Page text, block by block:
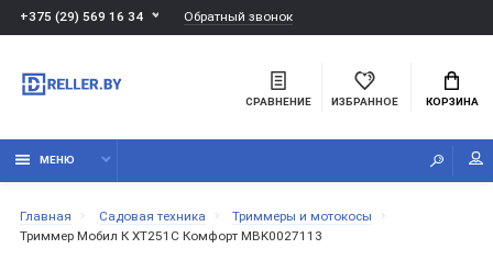
+375 (29) 569 16 34 Обратный звонок
СРАВНЕНИЕ ИЗБРАННОЕ КОРЗИНА
МЕНЮ
Главная Садовая техника
Триммеры и мотокосы
Триммер Мобил К XT251С Комфорт MBK0027113